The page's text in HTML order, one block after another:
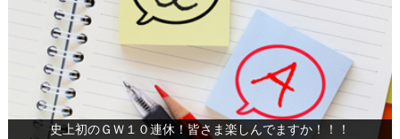
史上初のＧＷ１０連休！皆さま楽しんでますか！！！